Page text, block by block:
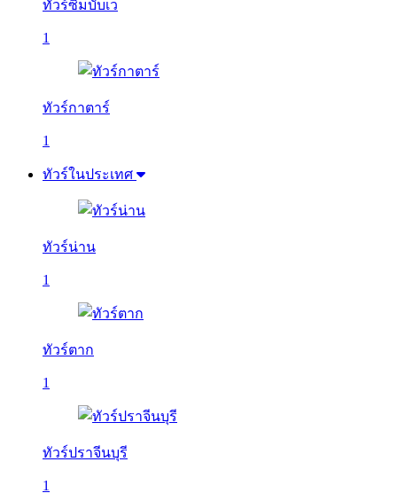
ทัวร์ซิมบับเว
1
ทัวร์กาตาร์
1
ทัวร์ในประเทศ
ทัวร์น่าน
1
ทัวร์ตาก
1
ทัวร์ปราจีนบุรี
1